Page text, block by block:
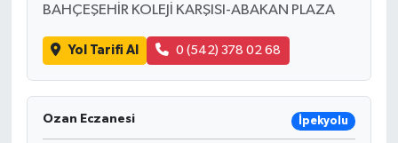
BAHÇEŞEHİR KOLEJİ KARŞISI-ABAKAN PLAZA
Yol Tarifi Al 0 (542) 378 02 68
Ozan Eczanesi İpekyolu